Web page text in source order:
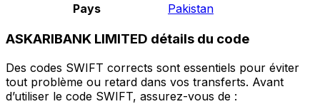
Pays
Pakistan
ASKARIBANK LIMITED détails du code
Des codes SWIFT corrects sont essentiels pour éviter
tout problème ou retard dans vos transferts. Avant
d’utiliser le code SWIFT, assurez-vous de :